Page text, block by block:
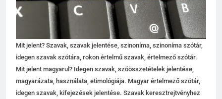
Mit jelent? Szavak, szavak jelentése, szinoníma, szinoníma szótár,
idegen szavak szótára, rokon értelmű szavak, értelmező szótár.
Mit jelent magyarul? Idegen szavak, szóösszetételek jelentése,
magyarázata, használata, etimológiája. Magyar értelmező szótár,
idegen szavak, kifejezések jelentése. Szavak keresztrejtvényhez